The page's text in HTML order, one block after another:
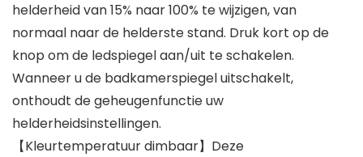
helderheid van 15% naar 100% te wijzigen, van
normaal naar de helderste stand. Druk kort op de
knop om de ledspiegel aan/uit te schakelen.
Wanneer u de badkamerspiegel uitschakelt,
onthoudt de geheugenfunctie uw
helderheidsinstellingen.
【Kleurtemperatuur dimbaar】Deze